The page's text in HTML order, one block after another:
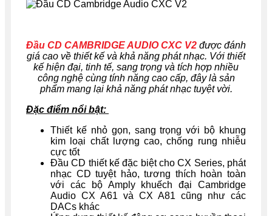
Đầu CD CAMBRIDGE AUDIO CXC V2 được đánh
giá cao về thiết kế và khả năng phát nhạc. Với thiết
kế hiện đại, tinh tế, sang trọng và tích hợp nhiều
công nghệ cùng tính năng cao cấp, đây là sản
phẩm mang lại khả năng phát nhạc tuyệt vời.
Đặc điểm nổi bật:
Thiết kế nhỏ gọn, sang trọng với bộ khung
kim loại chất lượng cao, chống rung nhiễu
cực tốt
Đầu CD thiết kế đặc biệt cho CX Series, phát
nhạc CD tuyệt hảo, tương thích hoàn toàn
với các bộ Amply khuếch đại Cambridge
Audio CX A61 và CX A81 cũng như các
DACs khác